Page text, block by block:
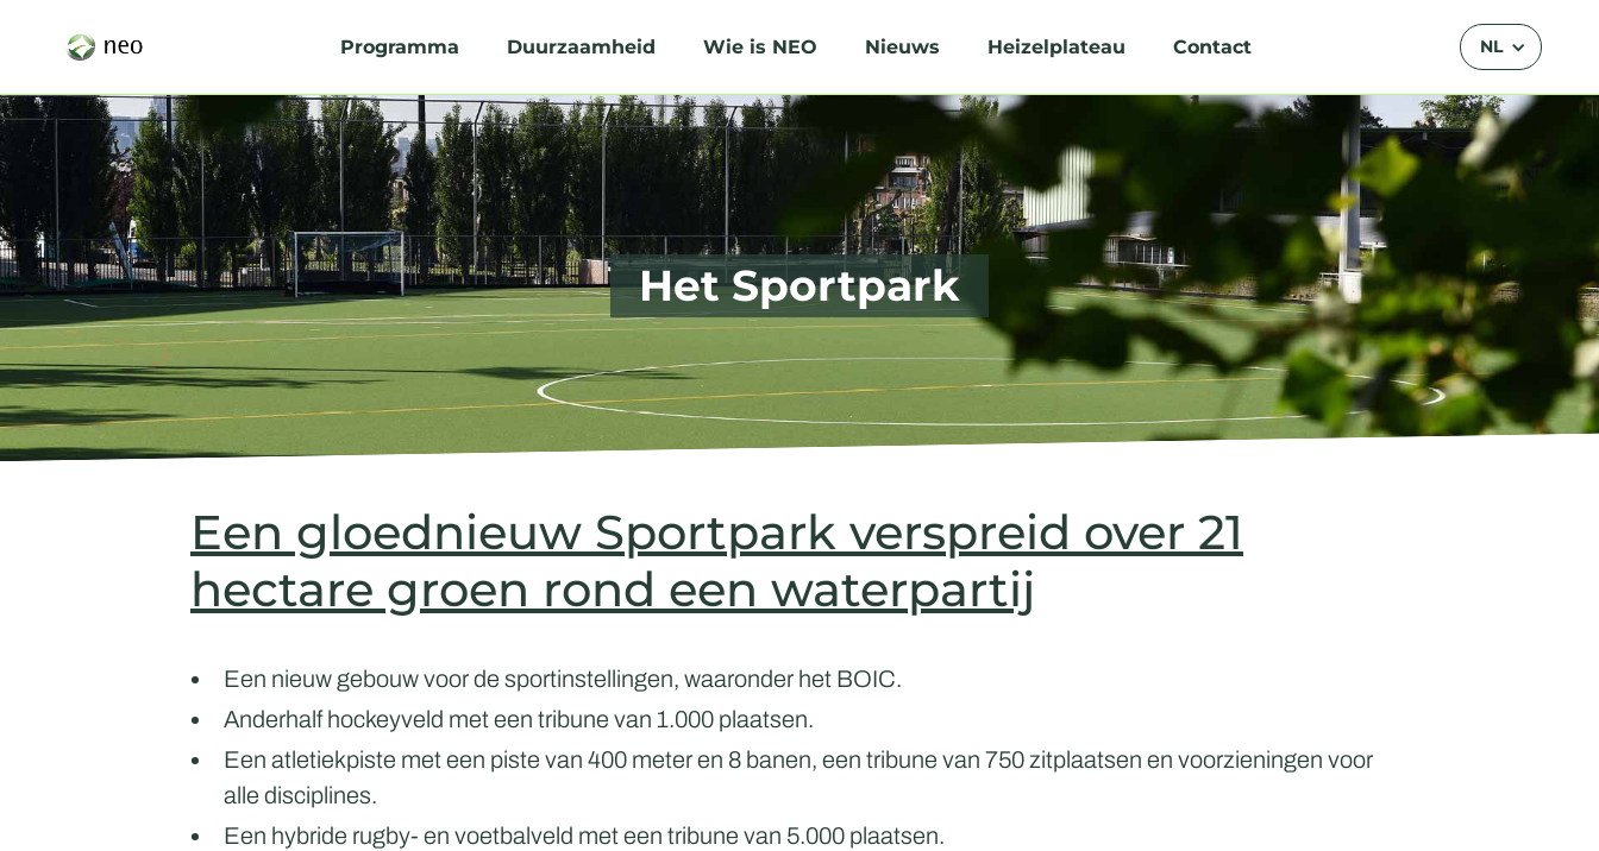
Programma Duurzaamheid Wie is NEO Nieuws Heizelplateau Contact NL
Het Sportpark
Een gloednieuw Sportpark verspreid over 21
hectare groen rond een waterpartij
Een nieuw gebouw voor de sportinstellingen, waaronder het BOIC.
Anderhalf hockeyveld met een tribune van 1.000 plaatsen.
Een atletiekpiste met een piste van 400 meter en 8 banen, een tribune van 750 zitplaatsen en voorzieningen voor
alle disciplines.
Een hybride rugby- en voetbalveld met een tribune van 5.000 plaatsen.